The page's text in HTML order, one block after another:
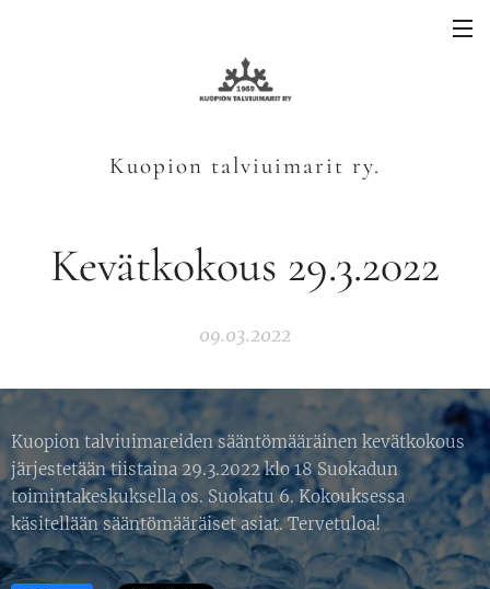
Kuopion talviuimarit ry.
Kevätkokous 29.3.2022
09.03.2022
Kuopion talviuimareiden sääntömääräinen kevätkokous
järjestetään tiistaina 29.3.2022 klo 18 Suokadun
toimintakeskuksella os. Suokatu 6. Kokouksessa
käsitellään sääntömääräiset asiat. Tervetuloa!